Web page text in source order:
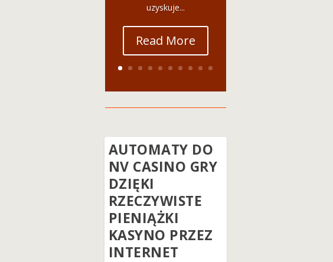
uzyskuje...
Read More
AUTOMATY DO
NV CASINO GRY
DZIĘKI
RZECZYWISTE
PIENIĄŻKI
KASYNO PRZEZ
INTERNET